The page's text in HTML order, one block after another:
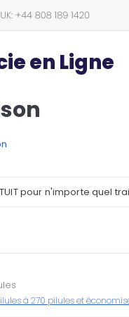
en Ligne
pour n'importe
à 270 pilules et